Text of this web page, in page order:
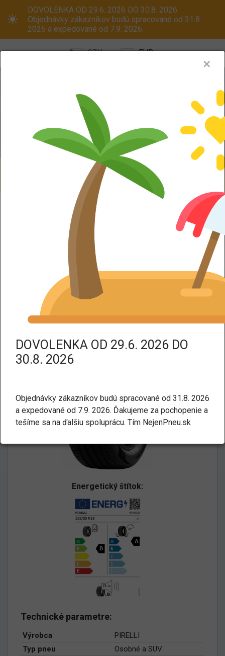
DOVOLENKA OD 29.6. 2026 DO 30.8. 2026
Objednávky zákazníkov budú spracované od 31.8.
2026 a expedované od 7.9. 2026.
CZK EUR
Menu
Oceľové disky ALU kola
Dodáváme aj na Slovensko! Platcom
DPH dodáme tovar bez DPH.
Osobné a SUV
PIRELLI CINTURATO C3 XL TL
235/50 R19 103W
Energetický štítok:
Technické parametre:
Výrobca
PIRELLI
Typ pneu
Osobné a SUV
✕
DOVOLENKA OD 29.6. 2026 DO
30.8. 2026
Objednávky zákazníkov budú spracované od 31.8. 2026
a expedované od 7.9. 2026. Ďakujeme za pochopenie a
tešíme sa na ďalšiu spoluprácu. Tím NejenPneu.sk